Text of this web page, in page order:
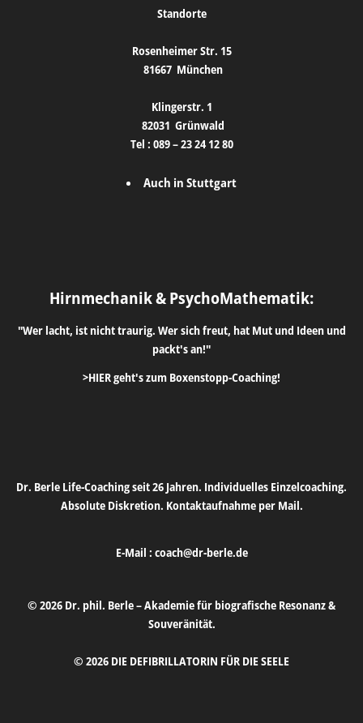
Standorte
Rosenheimer Str. 15
81667 München
Klingerstr. 1
82031 Grünwald
Tel : 089 – 23 24 12 80
Auch in Stuttgart
Hirnmechanik & PsychoMathematik:
"Wer lacht, ist nicht traurig. Wer sich freut, hat Mut und Ideen und
packt's an!"
>HIER geht's zum Boxenstopp-Coaching!
Dr. Berle Life-Coaching seit 26 Jahren. Individuelles Einzelcoaching.
Absolute Diskretion. Kontaktaufnahme per Mail.
E-Mail : coach@dr-berle.de
© 2026 Dr. phil. Berle – Akademie für biografische Resonanz &
Souveränität.
© 2026 DIE DEFIBRILLATORIN FÜR DIE SEELE